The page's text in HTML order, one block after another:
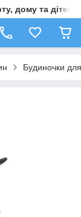
дому та дітей
Будиночки